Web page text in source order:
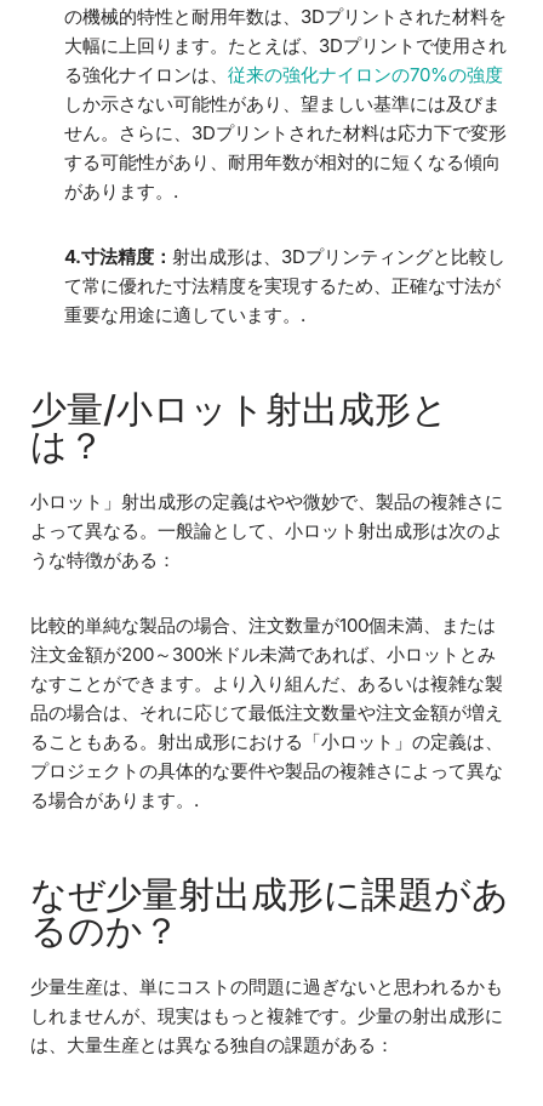
の機械的特性と耐用年数は、3Dプリントされた材料を
大幅に上回ります。たとえば、3Dプリントで使用され
る強化ナイロンは、 従来の強化ナイロンの70%の強度
しか示さない可能性があり、望ましい基準には及びま
せん。さらに、3Dプリントされた材料は応力下で変形
する可能性があり、耐用年数が相対的に短くなる傾向
があります。.
4.寸法精度： 射出成形は、3Dプリンティングと比較し
て常に優れた寸法精度を実現するため、正確な寸法が
重要な用途に適しています。.
少量/小ロット射出成形と
は？
小ロット」射出成形の定義はやや微妙で、製品の複雑さに
よって異なる。一般論として、小ロット射出成形は次のよ
うな特徴がある：
比較的単純な製品の場合、注文数量が100個未満、または
注文金額が200～300米ドル未満であれば、小ロットとみ
なすことができます。より入り組んだ、あるいは複雑な製
品の場合は、それに応じて最低注文数量や注文金額が増え
ることもある。射出成形における「小ロット」の定義は、
プロジェクトの具体的な要件や製品の複雑さによって異な
る場合があります。.
なぜ少量射出成形に課題があ
るのか？
少量生産は、単にコストの問題に過ぎないと思われるかも
しれませんが、現実はもっと複雑です。少量の射出成形に
は、大量生産とは異なる独自の課題がある：